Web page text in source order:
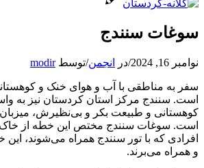
سوغات سنندج
نوامبر 16, 2024 /در انجمن/توسطmodir
سفر به مناطقی با آب و هوای خنک و
است. سنندج مرکز استان کردستان نیز به
کوهستانی و طبیعت بکر و بی‌نظیرش،
است. سوغات سنندج مختص این خطه از خاک
افرادی که با تور سنندج همراه می‌شوند، این
و همراه می‌برند.